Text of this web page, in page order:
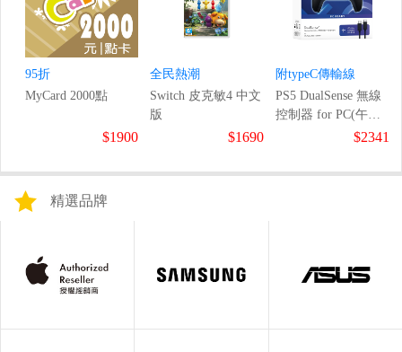
95折
MyCard 2000點
$1900
全民熱潮
Switch 皮克敏4 中文
版
$1690
附typeC傳輸線
PS5 DualSense 無線
控制器 for PC(午夜
$2341
精選品牌